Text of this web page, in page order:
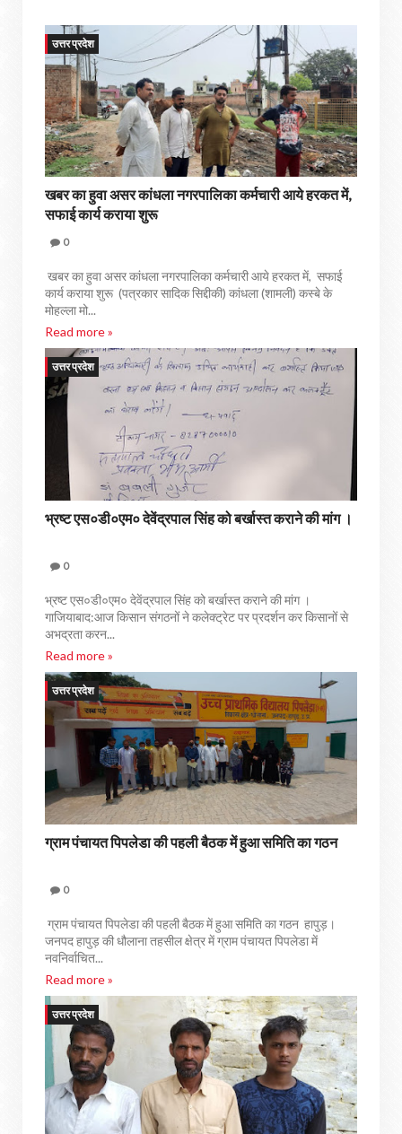
उत्तर प्रदेश
खबर का हुवा असर कांधला नगरपालिका कर्मचारी आये हरकत में,
सफाई कार्य कराया शुरू
0
खबर का हुवा असर कांधला नगरपालिका कर्मचारी आये हरकत में, सफाई
कार्य कराया शुरू (पत्रकार सादिक सिद्दीकी) कांधला (शामली) कस्बे के
मोहल्ला मो...
Read more »
उत्तर प्रदेश
भ्रष्ट एस०डी०एम० देवेंद्रपाल सिंह को बर्खास्त कराने की मांग ।
0
भ्रष्ट एस०डी०एम० देवेंद्रपाल सिंह को बर्खास्त कराने की मांग ।
गाजियाबाद:आज किसान संगठनों ने कलेक्ट्रेट पर प्रदर्शन कर किसानों से
अभद्रता करन...
Read more »
उत्तर प्रदेश
ग्राम पंचायत पिपलेडा की पहली बैठक में हुआ समिति का गठन
0
ग्राम पंचायत पिपलेडा की पहली बैठक में हुआ समिति का गठन हापुड़।
जनपद हापुड़ की धौलाना तहसील क्षेत्र में ग्राम पंचायत पिपलेडा में
नवनिर्वाचित...
Read more »
उत्तर प्रदेश